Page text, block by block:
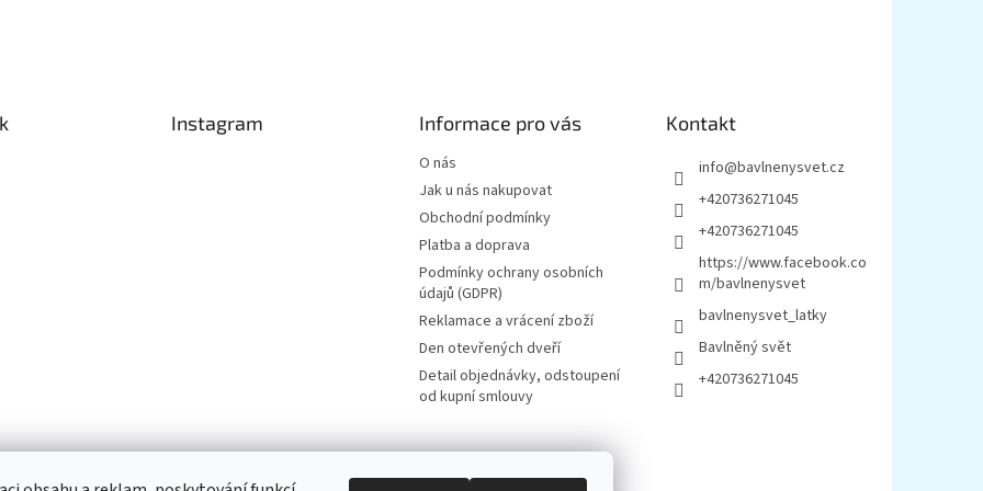
Instagram Informace pro vás
O nás
Jak u nás nakupovat
Obchodní podmínky
Platba a doprava
Podmínky ochrany osobních
údajů (GDPR)
Reklamace a vrácení zboží
Den otevřených dveří
Detail objednávky, odstoupení
od kupní smlouvy
Kontakt
info@bavlnenysvet.cz
+420736271045
+420736271045
https://www.facebook.co
m/bavlnenysvet
bavlnenysvet_latky
Bavlněný svět
+420736271045